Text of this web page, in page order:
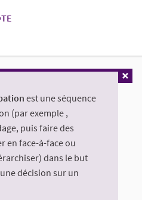
est une séquence
(par exemple ,
puis faire des
en face-à-face ou
dans le but
décision sur un